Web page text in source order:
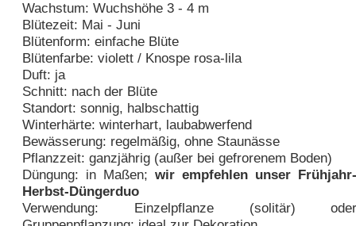
Wachstum: Wuchshöhe 3 - 4 m
Blütezeit: Mai - Juni
Blütenform: einfache Blüte
Blütenfarbe: violett / Knospe rosa-lila
Duft: ja
Schnitt: nach der Blüte
Standort: sonnig, halbschattig
Winterhärte: winterhart, laubabwerfend
Bewässerung: regelmäßig, ohne Staunässe
Pflanzzeit: ganzjährig (außer bei gefrorenem Boden)
Düngung: in Maßen;wir empfehlen unser
Herbst-Düngerduo
Verwendung: Einzelpflanze (solitär)